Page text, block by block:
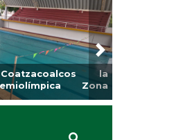
la
Zona
Next